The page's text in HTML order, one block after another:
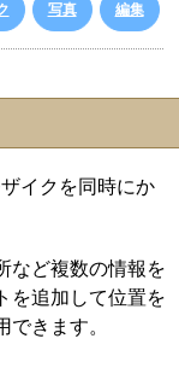
写真 編集
イクを同時にか
など複数の情報を
を追加して位置を
きます。